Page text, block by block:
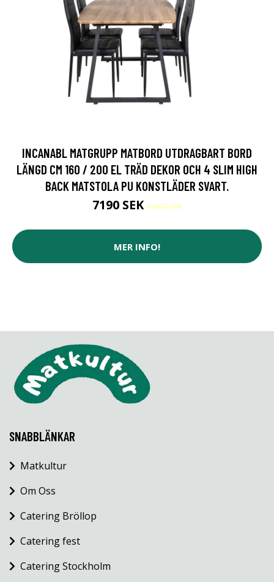
INCANABL MATGRUPP MATBORD UTDRAGBART BORD
LÄNGD CM 160 / 200 EL TRÄD DEKOR OCH 4 SLIM HIGH
BACK MATSTOLA PU KONSTLÄDER SVART.
7190 SEK 13072 SEK
MER INFO!
SNABBLÄNKAR
Matkultur
Om Oss
Catering Bröllop
Catering fest
Catering Stockholm